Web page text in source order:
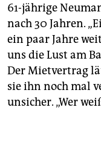
61-jährige
nach 30 Jahren.
ein paar Jahre
uns die Lust am
Der Mietvertrag
sie ihn noch mal
unsicher. „Wer